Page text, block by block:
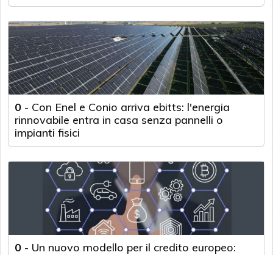
0 - Con Enel e Conio arriva ebitts: l'energia
rinnovabile entra in casa senza pannelli o
impianti fisici
0 - Un nuovo modello per il credito europeo: